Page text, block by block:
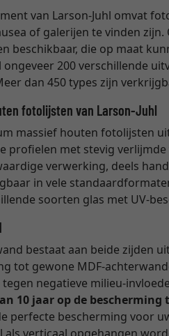
van Larson-Juhl omvat
of galerijen te vinden
beschikbaar, die op maat
ongeveer 200 verschillende
dan 450 types zijn
fotolijsten van Larson-Juhl
massief houten fotolijsten
profielen met stevig
verwerking, deels
in vele
soorten glas met UV-
bestaat aan beide zijden
tot gewone MDF-
negatieve milieu-
10 jaar op de
perfecte bescherming voor